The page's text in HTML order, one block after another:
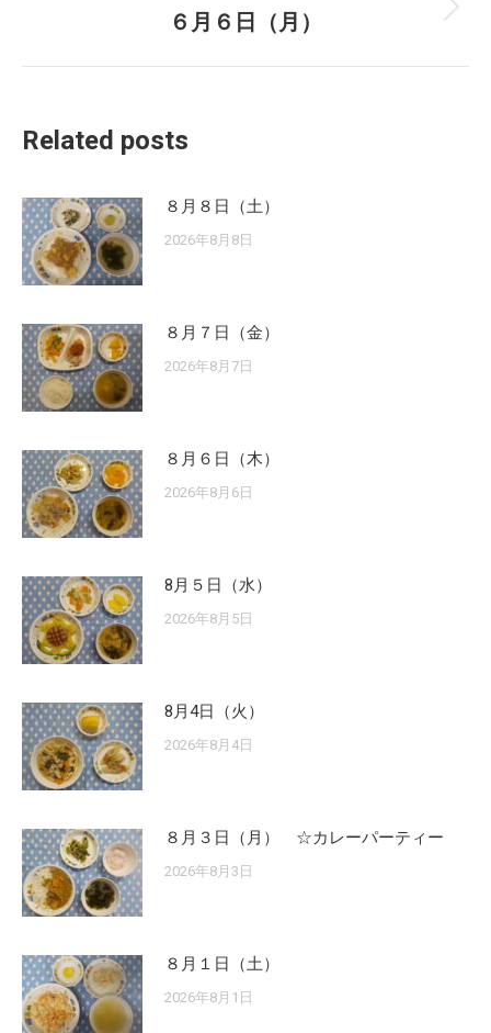
Next
６月６日（月）
Related posts
８月８日（土）
2026年8月8日
８月７日（金）
2026年8月7日
８月６日（木）
2026年8月6日
8月５日（水）
2026年8月5日
8月4日（火）
2026年8月4日
８月３日（月） ☆カレーパーティー
2026年8月3日
８月１日（土）
2026年8月1日